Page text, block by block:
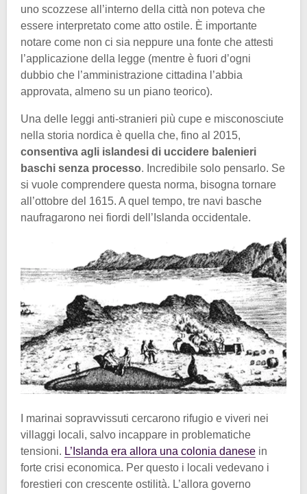
uno scozzese all’interno della città non poteva che
essere interpretato come atto ostile. È importante
notare come non ci sia neppure una fonte che attesti
l’applicazione della legge (mentre è fuori d’ogni
dubbio che l’amministrazione cittadina l’abbia
approvata, almeno su un piano teorico).
Una delle leggi anti-stranieri più cupe e misconosciute
nella storia nordica è quella che, fino al 2015,
consentiva agli islandesi di uccidere balenieri
baschi senza processo. Incredibile solo pensarlo. Se
si vuole comprendere questa norma, bisogna tornare
all’ottobre del 1615. A quel tempo, tre navi basche
naufragarono nei fiordi dell’Islanda occidentale.
I marinai sopravvissuti cercarono rifugio e viveri nei
villaggi locali, salvo incappare in problematiche
tensioni. L’Islanda era allora una colonia danese in
forte crisi economica. Per questo i locali vedevano i
forestieri con crescente ostilità. L’allora governo